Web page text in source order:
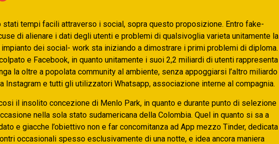
stati tempi facili attraverso i social, sopra questo proposizione. Entro fake-
di alienare i dati degli utenti e problemi di qualsivoglia varieta unitamente la
impianto dei social- work sta iniziando a dimostrare i primi problemi di diploma.
e Facebook, in quanto unitamente i suoi 2,2 miliardi di utenti rappresenta
la oltre a popolata community al ambiente, senza appoggiarsi l’altro miliardo
Instagram e tutti gli utilizzatori Whatsapp, associazione interne al compagnia.
il insolito concezione di Menlo Park, in quanto e durante punto di selezione
nella sola stato sudamericana della Colombia. Quel in quanto si sa a
e giacche l’obiettivo non e far concomitanza ad App mezzo Tinder, dedicata
occasionali spesso esclusivamente di una notte, e idea ancora maniera